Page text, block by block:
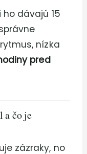
dávajú 15
nízka
pred
a čo je
zázraky, no